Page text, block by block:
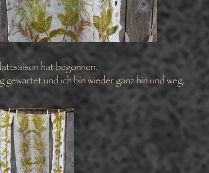
hat begonnen.
und ich bin wieder ganz hin und weg.